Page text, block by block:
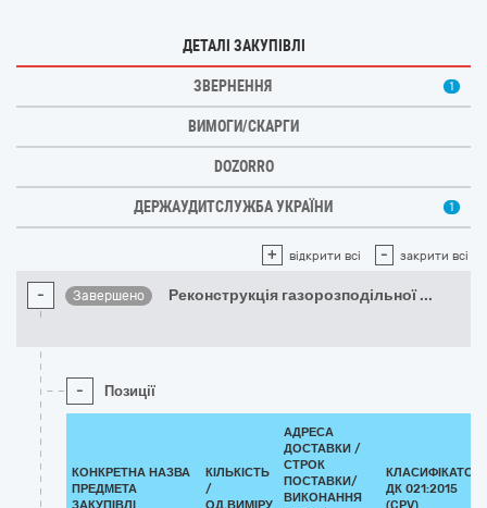
ДЕТАЛІ ЗАКУПІВЛІ
ЗВЕРНЕННЯ 1
ВИМОГИ/СКАРГИ
DOZORRO
ДЕРЖАУДИТСЛУЖБА УКРАЇНИ 1
+ відкрити всі - закрити всі
- Завершено Реконструкція газорозподільної ...
- Позиції
КОНКРЕТНА НАЗВА
ПРЕДМЕТА
КІЛЬКІСТЬ
/
АДРЕСА
ДОСТАВКИ /
СТРОК
ПОСТАВКИ/
ВИКОНАННЯ
КЛАСИФІКАТОР
ДК 021:2015